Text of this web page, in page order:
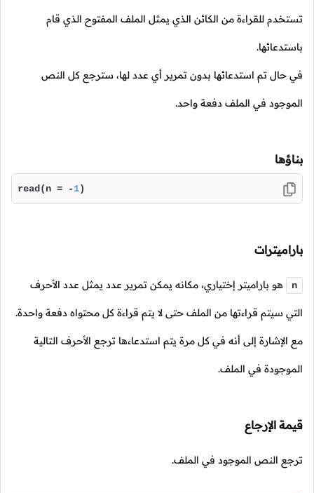
تستخدم للقراءة من الكائن الذي يمثل الملف المفتوح الذي قام
باستدعائها.
في حال تم استدعائها بدون تمرير أي عدد لها، سترجع كل النص
الموجود في الملف دفعة واحد.
بناؤها
read(n = -1)
باراميترات
n هو باراميتر إختياري، مكانه يمكن تمرير عدد يمثل عدد الأحرف
التي سيتم قراءتها من الملف حتى لا يتم قراءة كل محتواه دفعة واحدة.
مع الإشارة إلى أنه في كل مرة يتم استدعاءها ترجع الأحرف التالية
الموجودة في الملف.
قيمة الإرجاع
ترجع النص الموجود في الملف.